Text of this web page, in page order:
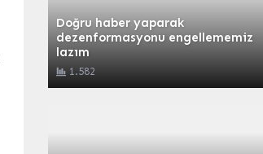
Doğru haber yaparak
dezenformasyonu engellememiz
lazım
1.582